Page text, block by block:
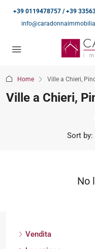
+39 0119478757 / +39
Home Ville a Chieri,
Ville a Chieri,
Sort by:
No
Vendita